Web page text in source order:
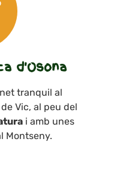
d'Osona
tranquil al
Vic, al peu del
i amb unes
Montseny.